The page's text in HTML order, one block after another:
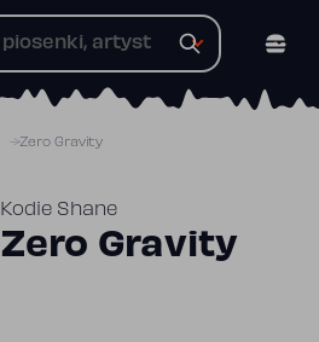
Zero Gravity
Kodie Shane
Zero Gravity